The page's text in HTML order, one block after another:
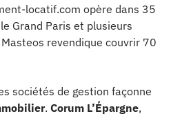
locatif.com opère dans 35
Grand Paris et plusieurs
revendique couvrir 70
sociétés de gestion façonne
. Corum L’Épargne,